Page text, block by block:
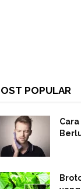
POPULAR